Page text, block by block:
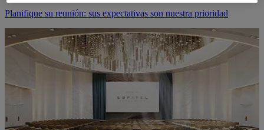
Planifique su reunión: sus expectativas son nuestra prioridad